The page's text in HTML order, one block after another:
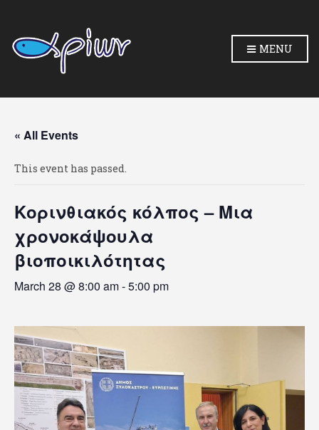
MENU
« All Events
This event has passed.
Κορινθιακός κόλπος – Μια
χρονοκάψουλα
βιοποικιλότητας
March 28 @ 8:00 am-5:00 pm